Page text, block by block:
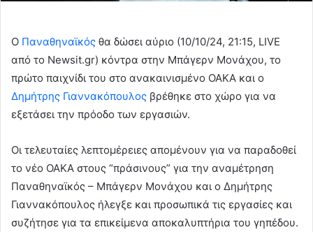
Ο Παναθηναϊκός θα δώσει αύριο (10/10/24, 21:15, LIVE
από το Newsit.gr) κόντρα στην Μπάγερν Μονάχου, το
πρώτο παιχνίδι του στο ανακαινισμένο ΟΑΚΑ και ο
Δημήτρης Γιαννακόπουλος βρέθηκε στο χώρο για να
εξετάσει την πρόοδο των εργασιών.
Οι τελευταίες λεπτομέρειες απομένουν για να παραδοθεί
το νέο ΟΑΚΑ στους “πράσινους” για την αναμέτρηση
Παναθηναϊκός – Μπάγερν Μονάχου και ο Δημήτρης
Γιαννακόπουλος ήλεγξε και προσωπικά τις εργασίες και
συζήτησε για τα επικείμενα αποκαλυπτήρια του γηπέδου.